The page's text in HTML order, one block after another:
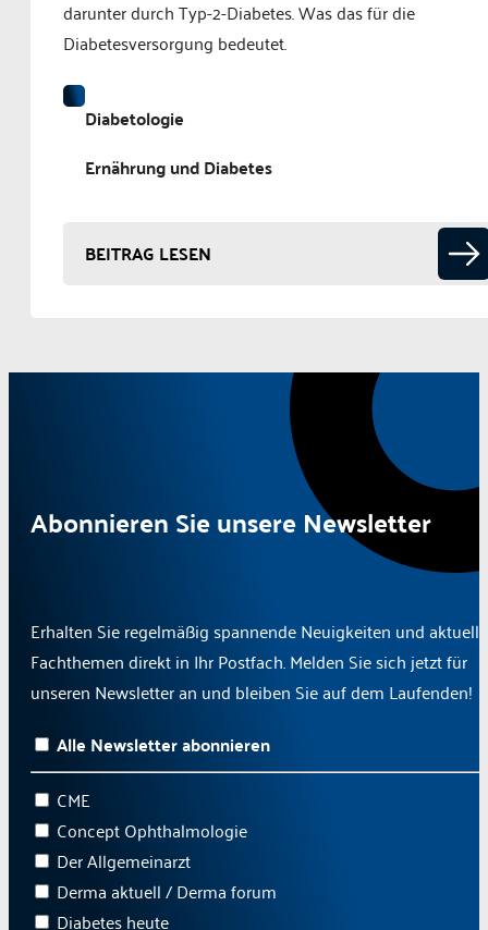
darunter durch Typ-2-Diabetes. Was das für die
Diabetesversorgung bedeutet.
Diabetologie
Ernährung und Diabetes
BEITRAG LESEN
Abonnieren Sie unsere Newsletter
Erhalten Sie regelmäßig spannende Neuigkeiten und aktuelle
Fachthemen direkt in Ihr Postfach. Melden Sie sich jetzt für
unseren Newsletter an und bleiben Sie auf dem Laufenden!
Alle Newsletter abonnieren
CME
Concept Ophthalmologie
Der Allgemeinarzt
Derma aktuell / Derma forum
Diabetes heute